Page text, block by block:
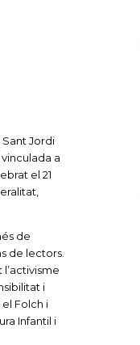
Jordi
a
el 21
de
de lectors.
i
Folch i
Infantil i